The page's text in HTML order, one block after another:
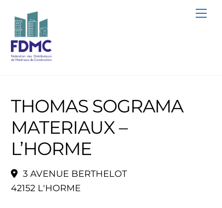
content
THOMAS SOGRAMA
MATERIAUX –
L’HORME
3 AVENUE BERTHELOT
42152 L'HORME